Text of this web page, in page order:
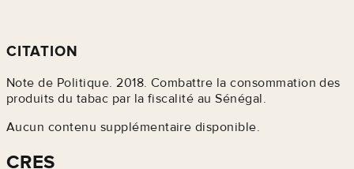
CITATION
Note de Politique. 2018. Combattre la consommation des
produits du tabac par la fiscalité au Sénégal.
Aucun contenu supplémentaire disponible.
CRES